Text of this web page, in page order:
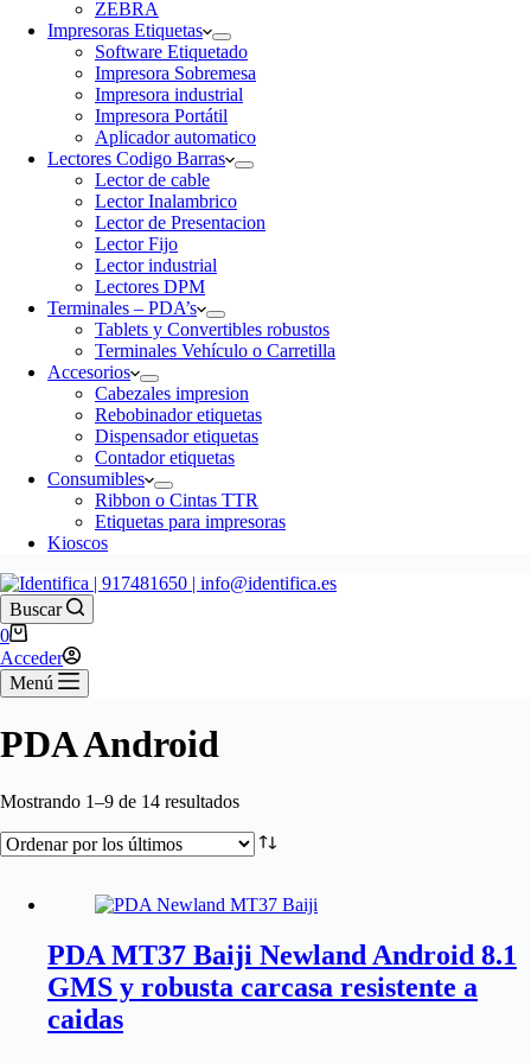
ZEBRA
Impresoras Etiquetas
Software Etiquetado
Impresora Sobremesa
Impresora industrial
Impresora Portátil
Aplicador automatico
Lectores Codigo Barras
Lector de cable
Lector Inalambrico
Lector de Presentacion
Lector Fijo
Lector industrial
Lectores DPM
Terminales – PDA’s
Tablets y Convertibles robustos
Terminales Vehículo o Carretilla
Accesorios
Cabezales impresion
Rebobinador etiquetas
Dispensador etiquetas
Contador etiquetas
Consumibles
Ribbon o Cintas TTR
Etiquetas para impresoras
Kioscos
Buscar
Carro
de
compra
0
Acceder
Menú
PDA Android
Mostrando 1–9 de 14 resultadosOrdenado
los
PDA MT37 Baiji Newland Android 8.1
GMS y robusta carcasa resistente a
caidas